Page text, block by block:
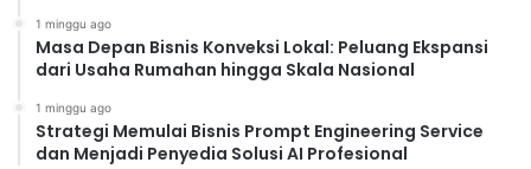
1 minggu ago
Masa Depan Bisnis Konveksi Lokal: Peluang Ekspansi
dari Usaha Rumahan hingga Skala Nasional
1 minggu ago
Strategi Memulai Bisnis Prompt Engineering Service
dan Menjadi Penyedia Solusi AI Profesional